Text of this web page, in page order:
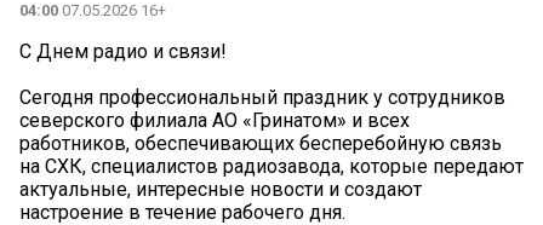
04:00 07.05.2026 16+
С Днем радио и связи!
Сегодня профессиональный праздник у сотрудников
северского филиала АО «Гринатом» и всех
работников, обеспечивающих бесперебойную связь
на СХК, специалистов радиозавода, которые передают
актуальные, интересные новости и создают
настроение в течение рабочего дня.